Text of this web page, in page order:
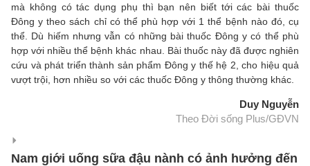
mà không có tác dụng phụ thì bạn nên biết tới các bài thuốc
Đông y theo sách chỉ có thể phù hợp với 1 thể bệnh nào đó, cụ
thể. Dù hiếm nhưng vẫn có những bài thuốc Đông y có thể phù
hợp với nhiều thể bệnh khác nhau. Bài thuốc này đã được nghiên
cứu và phát triển thành sản phẩm Đông y thế hệ 2, cho hiệu quả
vượt trội, hơn nhiều so với các thuốc Đông y thông thường khác.
Duy Nguyễn
Theo Đời sống Plus/GĐVN
Nam giới uống sữa đậu nành có ảnh hưởng đến